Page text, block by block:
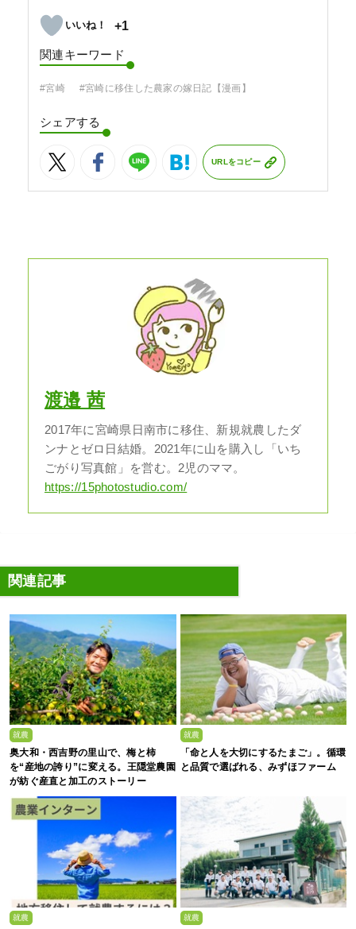
+1
関連キーワード
#宮崎 #宮崎に移住した農家の嫁日記【漫画】
シェアする
URLをコピー
渡邉 茜
2017年に宮崎県日南市に移住、新規就農したダ
ンナとゼロ日結婚。2021年に山を購入し「いち
ごがり写真館」を営む。2児のママ。
https://15photostudio.com/
関連記事
就農
奥大和・西吉野の里山で、梅と柿
を“産地の誇り”に変える。王隠堂農園
が紡ぐ産直と加工のストーリー
就農
「命と人を大切にするたまご」。循環
と品質で選ばれる、みずほファーム
就農 就農